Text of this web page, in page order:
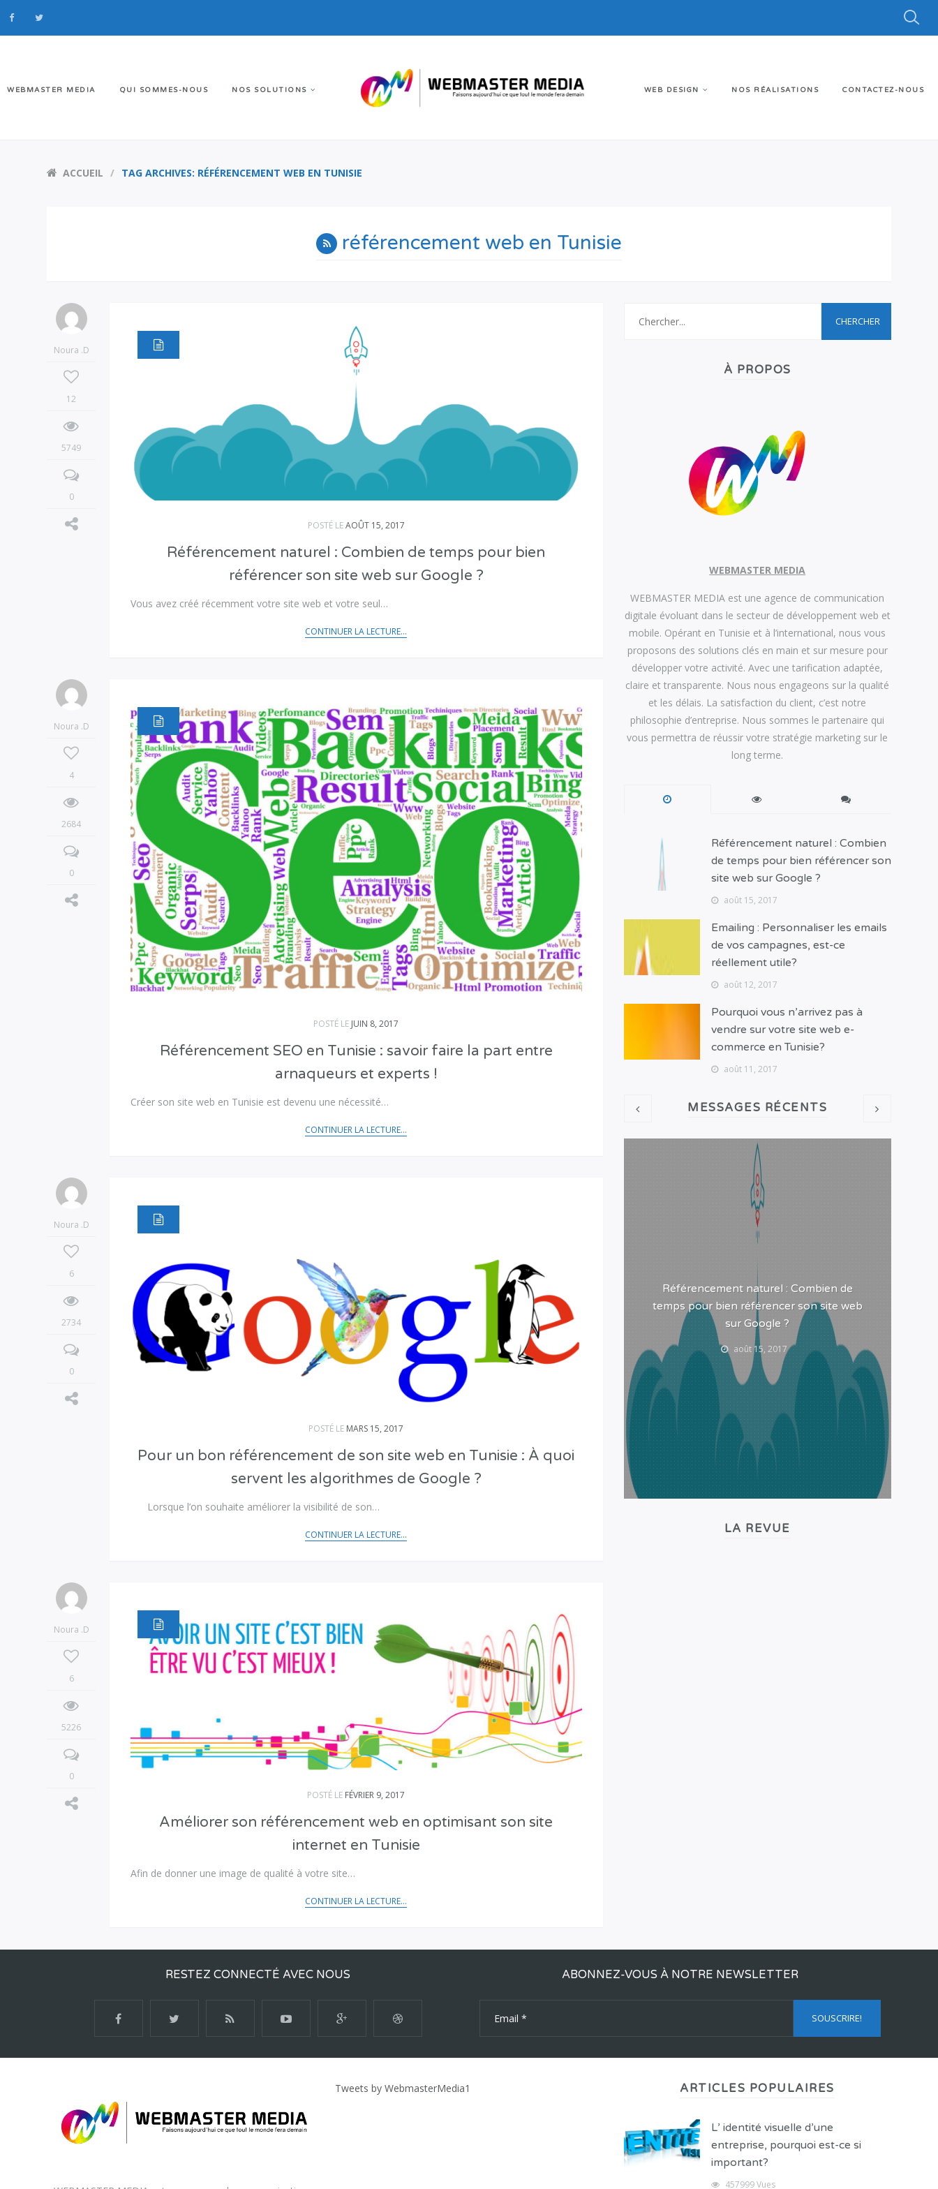
WEBMASTER MEDIA QUI SOMMES-NOUS NOS SOLUTIONS WEB DESIGN NOS RÉALISATIONS CONTACTEZ-NOUS
ACCUEIL TAG ARCHIVES: RÉFÉRENCEMENT WEB EN TUNISIE
référencement web en Tunisie
Noura .D
12
5749
0
POSTÉ LEAOÛT 15, 2017
Référencement naturel : Combien de temps pour bien
référencer son site web sur Google ?
Vous avez créé récemment votre site web et votre seul…
CONTINUER LA LECTURE...
Noura .D
4
2684
0
POSTÉ LE JUIN 8, 2017
Référencement SEO en Tunisie : savoir faire la part entre
arnaqueurs et experts !
Créer son site web en Tunisie est devenu une nécessité…
CONTINUER LA LECTURE...
Noura .D
6
2734
0
POSTÉ LE MARS 15, 2017
Pour un bon référencement de son site web en Tunisie : À quoi
servent les algorithmes de Google ?
Lorsque l’on souhaite améliorer la visibilité de son…
CONTINUER LA LECTURE...
Noura .D
6
5226
0
POSTÉ LE FÉVRIER 9, 2017
Améliorer son référencement web en optimisant son site
internet en Tunisie
Afin de donner une image de qualité à votre site…
CONTINUER LA LECTURE...
À PROPOS
WEBMASTER MEDIA
WEBMASTER MEDIA est une agence de communication
digitale évoluant dans le secteur de développement web et
mobile. Opérant en Tunisie et à l’international, nous vous
proposons des solutions clés en main et sur mesure pour
développer votre activité. Avec une tarification adaptée,
claire et transparente. Nous nous engageons sur la qualité
et les délais. La satisfaction du client, c’est notre
philosophie d’entreprise. Nous sommes le partenaire qui
vous permettra de réussir votre stratégie marketing sur le
long terme.
Référencement naturel : Combien
de temps pour bien référencer son
site web sur Google ?
août 15, 2017
Emailing : Personnaliser les emails
de vos campagnes, est-ce
réellement utile?
août 12, 2017
Pourquoi vous n’arrivez pas à
vendre sur votre site web e-
commerce en Tunisie?
août 11, 2017
MESSAGES RÉCENTS
Référencement naturel : Combien de
temps pour bien référencer son site web
sur Google ?
août 15, 2017
LA REVUE
RESTEZ CONNECTÉ AVEC NOUS ABONNEZ-VOUS À NOTRE NEWSLETTER
Tweets by WebmasterMedia1 ARTICLES POPULAIRES
L’ identité visuelle d’une
entreprise, pourquoi est-ce si
important?
457999 Vues